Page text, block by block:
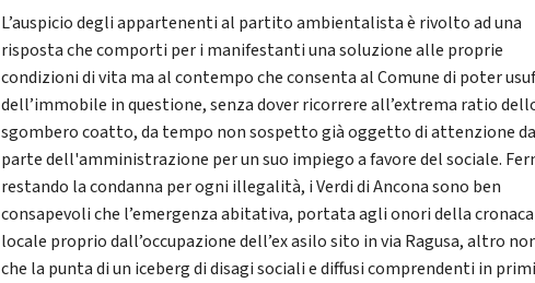
L’auspicio degli appartenenti al partito ambientalista è rivolto ad una
risposta che comporti per i manifestanti una soluzione alle proprie
condizioni di vita ma al contempo che consenta al Comune di poter
dell’immobile in questione, senza dover ricorrere all’extrema ratio
sgombero coatto, da tempo non sospetto già oggetto di attenzione da
parte dell'amministrazione per un suo impiego a favore del sociale.
restando la condanna per ogni illegalità, i Verdi di Ancona sono ben
consapevoli che l’emergenza abitativa, portata agli onori della cronaca
locale proprio dall’occupazione dell’ex asilo sito in via Ragusa, altro
che la punta di un iceberg di disagi sociali e diffusi comprendenti in